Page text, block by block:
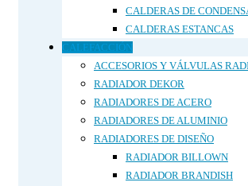
CALDERAS DE
CALDERAS ESTANCAS
CALEFACCIÓN
ACCESORIOS Y VÁLVULAS
RADIADOR DEKOR
RADIADORES DE ACERO
RADIADORES DE ALUMINIO
RADIADORES DE DISEÑO
RADIADOR BILLOWN
RADIADOR BRANDISH